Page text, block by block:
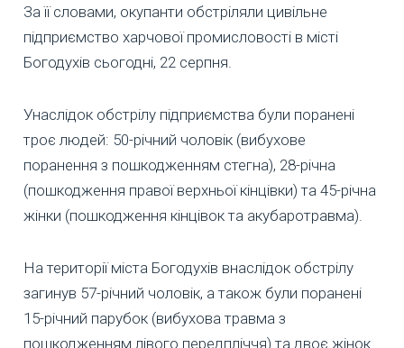
За її словами, окупанти обстріляли цивільне
підприємство харчової промисловості в місті
Богодухів сьогодні, 22 серпня.
Унаслідок обстрілу підприємства були поранені
троє людей: 50-річний чоловік (вибухове
поранення з пошкодженням стегна), 28-річна
(пошкодження правої верхньої кінцівки) та 45-річна
жінки (пошкодження кінцівок та акубаротравма).
На території міста Богодухів внаслідок обстрілу
загинув 57-річний чоловік, а також були поранені
15-річний парубок (вибухова травма з
пошкодженням лівого передпліччя) та двоє жінок